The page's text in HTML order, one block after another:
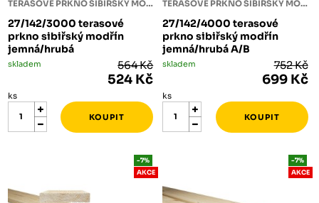
TERASOVÉ PRKNO SIBIŘSKÝ MODŘÍN
27/142/3000 terasové
prkno sibiřský modřín
jemná/hrubá
skladem 564 Kč
524 Kč
ks
TERASOVÉ PRKNO SIBIŘSKÝ MODŘÍN
27/142/4000 terasové
prkno sibiřský modřín
jemná/hrubá A/B
skladem 752 Kč
699 Kč
ks
-7%
AKCE
-7%
AKCE